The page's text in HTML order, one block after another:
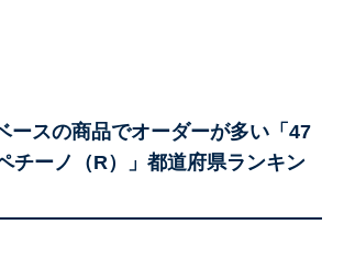
ースの商品でオーダーが多い「47
チーノ（R）」都道府県ランキン